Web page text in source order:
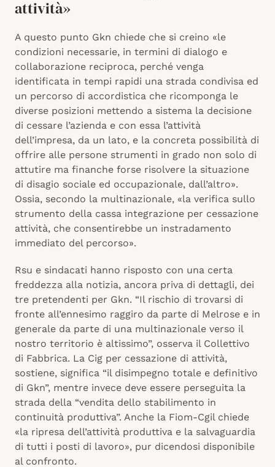
attività»
A questo punto Gkn chiede che si creino «le
condizioni necessarie, in termini di dialogo e
collaborazione reciproca, perché venga
identificata in tempi rapidi una strada condivisa ed
un percorso di accordistica che ricomponga le
diverse posizioni mettendo a sistema la decisione
di cessare l’azienda e con essa l’attività
dell’impresa, da un lato, e la concreta possibilità di
offrire alle persone strumenti in grado non solo di
attutire ma finanche forse risolvere la situazione
di disagio sociale ed occupazionale, dall’altro».
Ossia, secondo la multinazionale, «la verifica sullo
strumento della cassa integrazione per cessazione
attività, che consentirebbe un instradamento
immediato del percorso».
Rsu e sindacati hanno risposto con una certa
freddezza alla notizia, ancora priva di dettagli, dei
tre pretendenti per Gkn. “Il rischio di trovarsi di
fronte all’ennesimo raggiro da parte di Melrose e in
generale da parte di una multinazionale verso il
nostro territorio è altissimo”, osserva il Collettivo
di Fabbrica. La Cig per cessazione di attività,
sostiene, significa “il disimpegno totale e definitivo
di Gkn”, mentre invece deve essere perseguita la
strada della “vendita dello stabilimento in
continuità produttiva”. Anche la Fiom-Cgil chiede
«la ripresa dell’attività produttiva e la salvaguardia
di tutti i posti di lavoro», pur dicendosi disponibile
al confronto.